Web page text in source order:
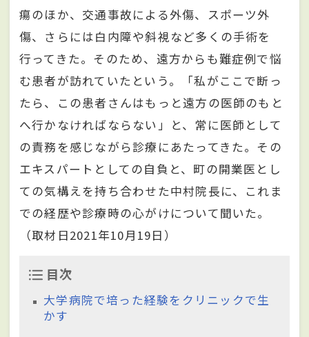
瘍のほか、交通事故による外傷、スポーツ外
傷、さらには白内障や斜視など多くの手術を
行ってきた。そのため、遠方からも難症例で悩
む患者が訪れていたという。「私がここで断っ
たら、この患者さんはもっと遠方の医師のもと
へ行かなければならない」と、常に医師として
の責務を感じながら診療にあたってきた。その
エキスパートとしての自負と、町の開業医とし
ての気構えを持ち合わせた中村院長に、これま
での経歴や診療時の心がけについて聞いた。
（取材日2021年10月19日）
目次
大学病院で培った経験をクリニックで生
かす